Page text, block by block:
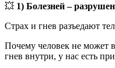
💥 1) Болезней –
Страх и гнев разъедают
Почему человек не может
гнев внутри, у нас есть